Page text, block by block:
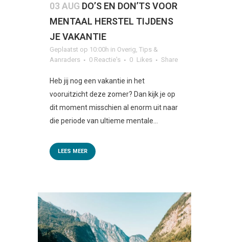
03 AUG DO’S EN DON’TS VOOR
MENTAAL HERSTEL TIJDENS
JE VAKANTIE
Geplaatst op 10:00h in Overig, Tips &
Aanraders
0 Reactie's 0 Likes Share
Heb jij nog een vakantie in het
vooruitzicht deze zomer? Dan kijk je op
dit moment misschien al enorm uit naar
die periode van ultieme mentale...
LEES MEER